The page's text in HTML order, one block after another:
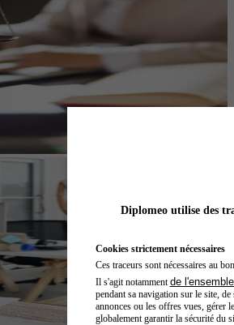
Diplomeo utilise des
Cookies strictement nécessaires
Ces traceurs sont nécessaires au
Il s'agit notamment de
pendant sa navigation sur le site,
annonces ou les offres vues, gérer
globalement garantir la sécurité du